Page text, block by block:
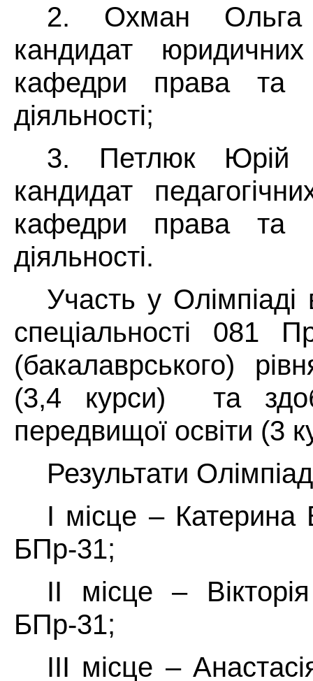
2. Охман Ольга
кандидат
кафедри права та
діяльності;
3. Петлюк Юрій
кандидат
кафедри права та
діяльності.
Участь у Олімпіаді
спеціальності 081
(бакалаврського)
(3,4 курси) та
передвищої освіти (3
Результати
I місце – Катерина
БПр-31;
II місце –
БПр-31;
III місце –